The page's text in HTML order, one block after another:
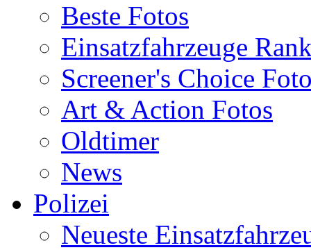
Beste Fotos
Einsatzfahrzeuge
Screener's Choice
Art & Action Fotos
Oldtimer
News
Polizei
Neueste